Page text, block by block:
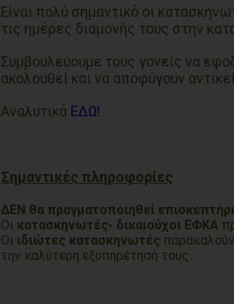
Είναι πολύ σημαντικό οι
τις ημέρες διαμονής τους στην
Συμβουλεύουμε τους γονείς να
ακολουθεί και να αποφύγουν
Αναλυτικά ΕΔΩ!
Σημαντικές πληροφορίες
ΔΕΝ θα πραγματοποιηθεί
Οι κατασκηνωτές- δικαιούχοι ΕΦΚΑ
Οι ιδιώτες κατασκηνωτές
την καλύτερη εξυπηρέτησή τους.